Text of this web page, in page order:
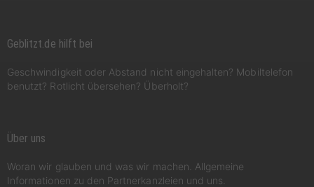
Geblitzt.de hilft bei
Geschwindigkeit oder Abstand nicht eingehalten? Mobiltelefon
benutzt? Rotlicht übersehen? Überholt?
Über uns
Woran wir glauben und was wir machen. Allgemeine
Informationen zu den Partnerkanzleien und uns.